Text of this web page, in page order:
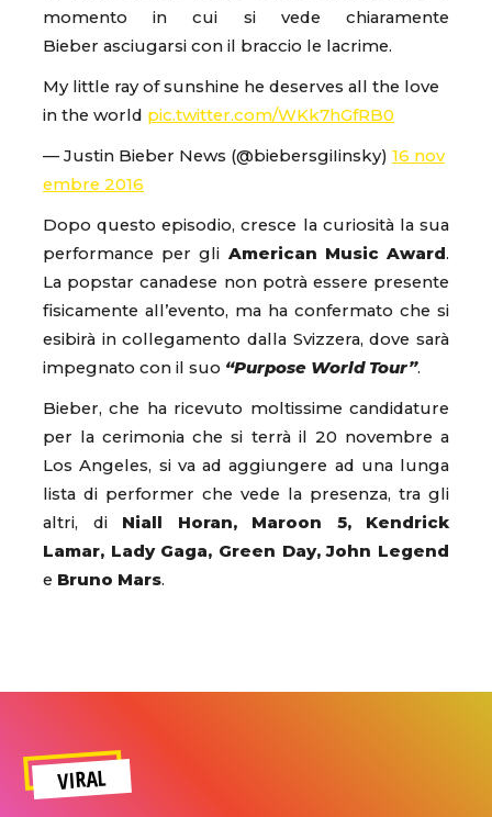
momento in cui si vede chiaramente
Bieber asciugarsi con il braccio le lacrime.
My little ray of sunshine he deserves all the love
in the world pic.twitter.com/WKk7hGfRB0
— Justin Bieber News (@biebersgiIinsky) 16 nov
embre 2016
Dopo questo episodio, cresce la curiosità la sua
performance per gli American Music Award.
La popstar canadese non potrà essere presente
fisicamente all’evento, ma ha confermato che si
esibirà in collegamento dalla Svizzera, dove sarà
impegnato con il suo “Purpose World Tour”.
Bieber, che ha ricevuto moltissime candidature
per la cerimonia che si terrà il 20 novembre a
Los Angeles, si va ad aggiungere ad una lunga
lista di performer che vede la presenza, tra gli
altri, di Niall Horan, Maroon 5, Kendrick
Lamar, Lady Gaga, Green Day, John Legend
e Bruno Mars.
VIRAL